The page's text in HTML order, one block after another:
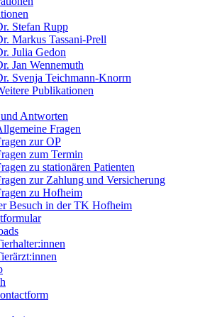
Stefan Rupp
Markus Tassani-Prell
Julia Gedon
Jan Wennemuth
Svenja Teichmann-Knorrn
Publikationen
Antworten
Fragen
zur OP
zum Termin
zu stationären Patienten
zur Zahlung und Versicherung
zu Hofheim
Besuch in der TK Hofheim